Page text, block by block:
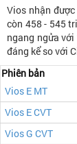
Vios nhận
còn 458 - 545
ngang ngửa
đáng kể so với
Phiên bản
Vios E MT
Vios E CVT
Vios G CVT